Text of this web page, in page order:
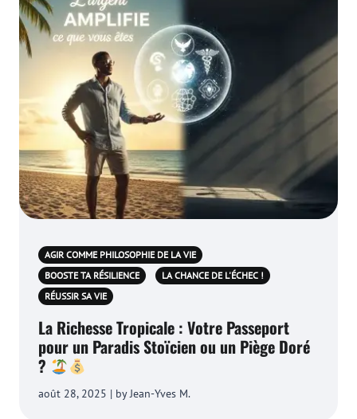
AGIR COMME PHILOSOPHIE DE LA VIE
BOOSTE TA RÉSILIENCE
LA CHANCE DE L'ÉCHEC !
RÉUSSIR SA VIE
La Richesse Tropicale : Votre Passeport
pour un Paradis Stoïcien ou un Piège Doré
?
août 28, 2025 | by Jean-Yves M.